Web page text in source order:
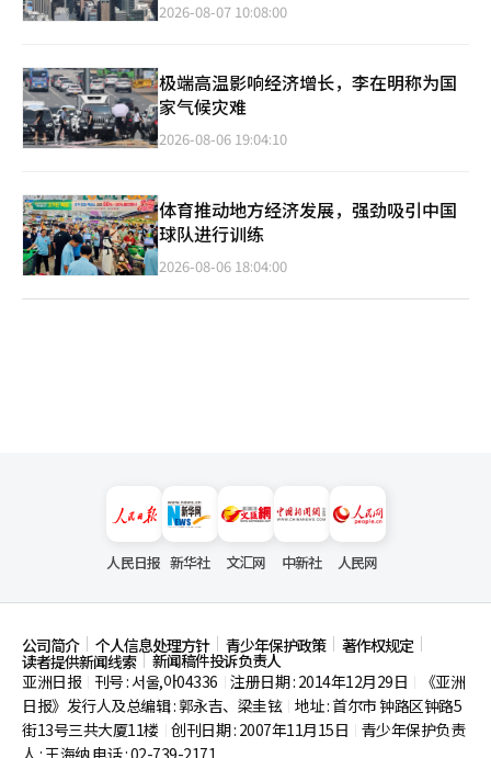
2026-08-07 10:08:00
极端高温影响经济增长，李在明称为国
家气候灾难
2026-08-06 19:04:10
体育推动地方经济发展，强劲吸引中国
球队进行训练
2026-08-06 18:04:00
人民日报 新华社 文汇网 中新社 人民网
公司简介 个人信息处理方针 青少年保护政策 著作权规定
读者提供新闻线索
新闻稿件投诉负责人
亚洲日报
刊号 : 서울,아04336 注册日期 : 2014年12月29日
《亚洲
日报》发行人及总编辑 : 郭永吉、梁圭铉 地址 : 首尔市钟路区钟路5
街13号三共大厦11楼 创刊日期 : 2007年11月15日
青少年保护负责
人 : 王海纳 电话 : 02-739-2171